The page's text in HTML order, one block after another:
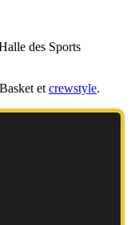
des Sports
et crewstyle.